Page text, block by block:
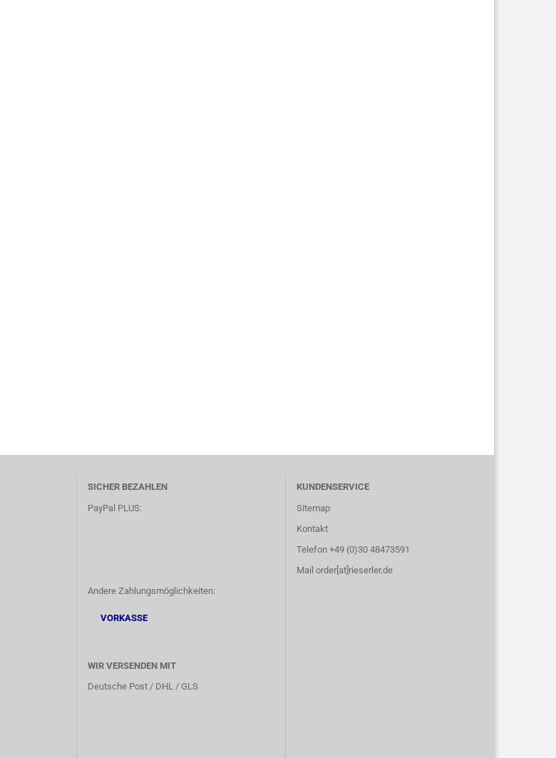
SICHER BEZAHLEN
PayPal PLUS:
Andere Zahlungsmöglichkeiten:
VORKASSE
WIR VERSENDEN MIT
Deutsche Post / DHL / GLS
KUNDENSERVICE
Sitemap
Kontakt
Telefon +49 (0)30 48473591
Mail order[at]rieserler.de